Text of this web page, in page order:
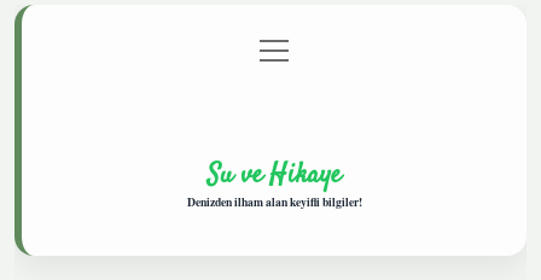
Gizlilik Politikası
menüyü
aç
Su ve Hikaye
Denizden ilham alan keyifli bilgiler!